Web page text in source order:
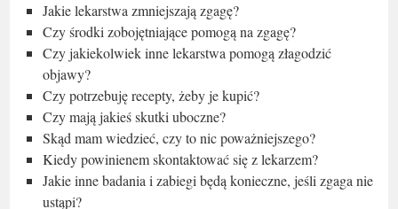
Jakie lekarstwa zmniejszają zgagę?
Czy środki zobojętniające pomogą na zgagę?
Czy jakiekolwiek inne lekarstwa pomogą złagodzić
objawy?
Czy potrzebuję recepty, żeby je kupić?
Czy mają jakieś skutki uboczne?
Skąd mam wiedzieć, czy to nic poważniejszego?
Kiedy powinienem skontaktować się z lekarzem?
Jakie inne badania i zabiegi będą konieczne, jeśli zgaga nie
ustąpi?